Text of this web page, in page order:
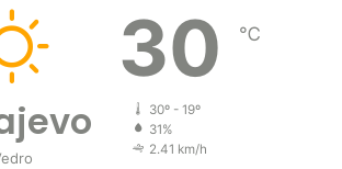
30 ℃
30º - 19º
31%
2.41 km/h